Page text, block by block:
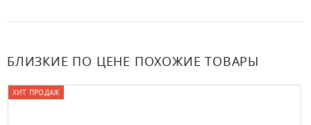
БЛИЗКИЕ ПО ЦЕНЕ ПОХОЖИЕ ТОВАРЫ
ХИТ ПРОДАЖ